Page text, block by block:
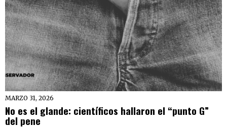
MARZO 31, 2026
No es el glande: científicos hallaron el “punto G”
del pene